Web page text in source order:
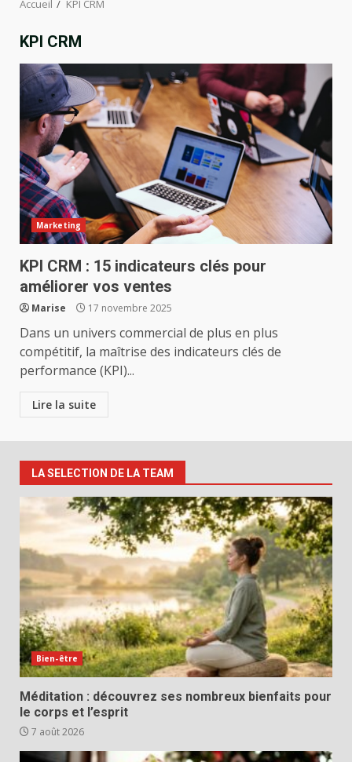
Accueil KPI CRM
KPI CRM
Marketing
KPI CRM : 15 indicateurs clés pour
améliorer vos ventes
Marise 17 novembre 2025
Dans un univers commercial de plus en plus
compétitif, la maîtrise des indicateurs clés de
performance (KPI)...
Lire la suite
LA SELECTION DE LA TEAM
Bien-être
Méditation : découvrez ses nombreux bienfaits pour
le corps et l’esprit
7 août 2026